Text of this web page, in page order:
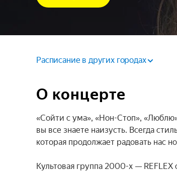
Расписание в других городах
О концерте
«Сойти с ума», «Нон-Стоп»,
вы все знаете наизусть. Всегда
которая продолжает радовать
Культовая группа 2000-х —